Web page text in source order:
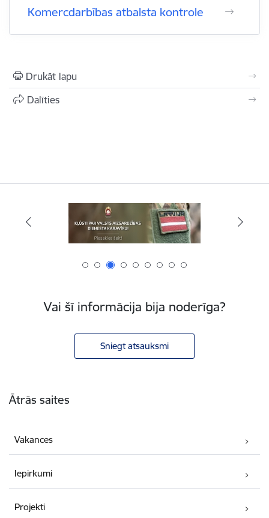
Komercdarbības atbalsta kontrole
Drukāt lapu
Dalīties
Vai šī informācija bija noderīga?
Sniegt atsauksmi
Ātrās saites
Vakances
Iepirkumi
Projekti